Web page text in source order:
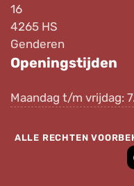
16
4265 HS
Genderen
Openingstijden
Maandag t/m vrijdag:
ALLE RECHTEN